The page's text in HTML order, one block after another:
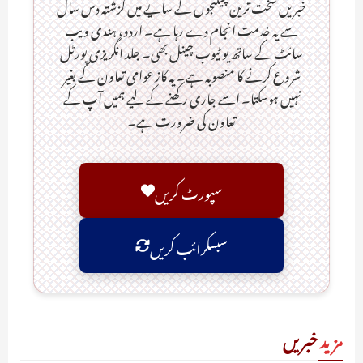
سے یہ خدمت انجام دے رہا ہے۔ اردو، ہندی ویب
سائٹ کے ساتھ یو ٹیوب چینل بھی۔ جلد انگریزی پورٹل
شروع کرنے کا منصوبہ ہے۔ یہ کاز عوامی تعاون کے بغیر
نہیں ہوسکتا۔ اسے جاری رکھنے کے لیے ہمیں آپ کے
تعاون کی ضرورت ہے۔
سپورٹ کریں
سبسکرائب کریں
مزیدخبریں